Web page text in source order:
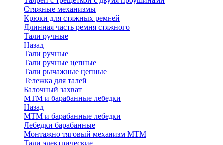
Стяжные механизмы
Крюки для стяжных ремней
Длинная часть ремня стяжного
Тали ручные
Назад
Тали ручные
Тали ручные цепные
Тали рычажные цепные
Тележка для талей
Балочный захват
МТМ и барабанные лебедки
Назад
МТМ и барабанные лебедки
Лебедки барабанные
Монтажно тяговый механизм МТМ
Тали электрические